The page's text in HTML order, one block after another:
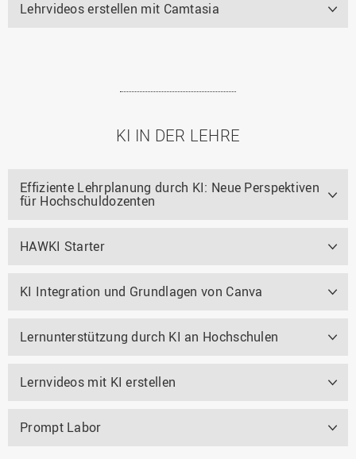
Lehrvideos erstellen mit Camtasia
KI IN DER LEHRE
Effiziente Lehrplanung durch KI: Neue Perspektiven
für Hochschuldozenten
HAWKI Starter
KI Integration und Grundlagen von Canva
Lernunterstützung durch KI an Hochschulen
Lernvideos mit KI erstellen
Prompt Labor